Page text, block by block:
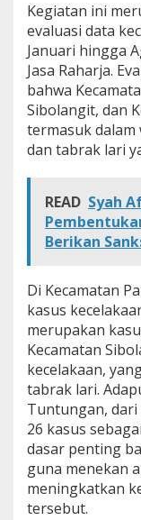
k
H
i
b
a
u
a
d
i
t
i
a
w
a
n
K
e
c
e
l
a
k
a
a
n
Kegiatan ini
evaluasi data
Januari hingga
Jasa Raharja.
bahwa
Sibolangit, dan
termasuk dalam
dan tabrak lari
READ Syah
Berikan
Di Kecamatan
kasus
merupakan
Kecamatan
kecelakaan,
tabrak lari.
Tuntungan, dari
26 kasus
dasar penting
guna menekan
meningkatkan
tersebut.